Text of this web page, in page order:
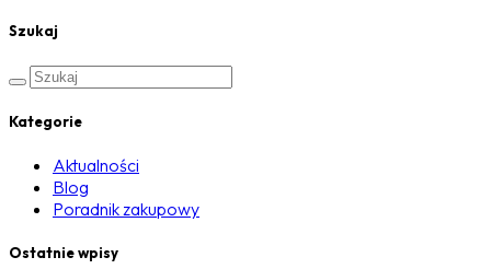
Szukaj
Kategorie
Aktualności
Blog
Poradnik zakupowy
Ostatnie wpisy